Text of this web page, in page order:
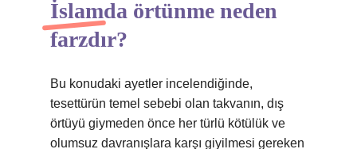
İslamda örtünme neden
farzdır?
Bu konudaki ayetler incelendiğinde,
tesettürün temel sebebi olan takvanın, dış
örtüyü giymeden önce her türlü kötülük ve
olumsuz davranışlara karşı giyilmesi gereken